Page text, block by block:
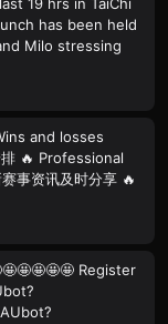
has been held
Milo stressing
and losses
🔥 Professional
事资讯及时分享 🔥
Register